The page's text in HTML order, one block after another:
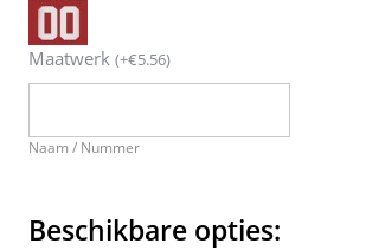
Maatwerk (+€5.56)
Naam / Nummer
Beschikbare opties: